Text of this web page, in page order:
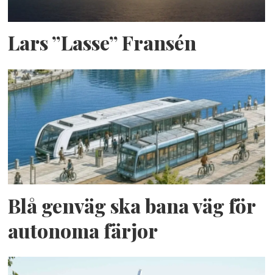
Lars ”Lasse” Fransén
Blå genväg ska bana väg för
autonoma färjor